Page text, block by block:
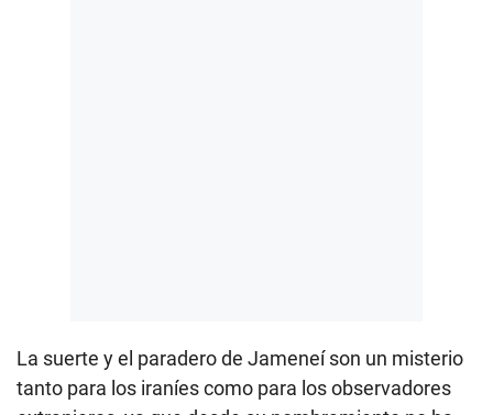
La suerte y el paradero de Jameneí son un misterio
tanto para los iraníes como para los observadores